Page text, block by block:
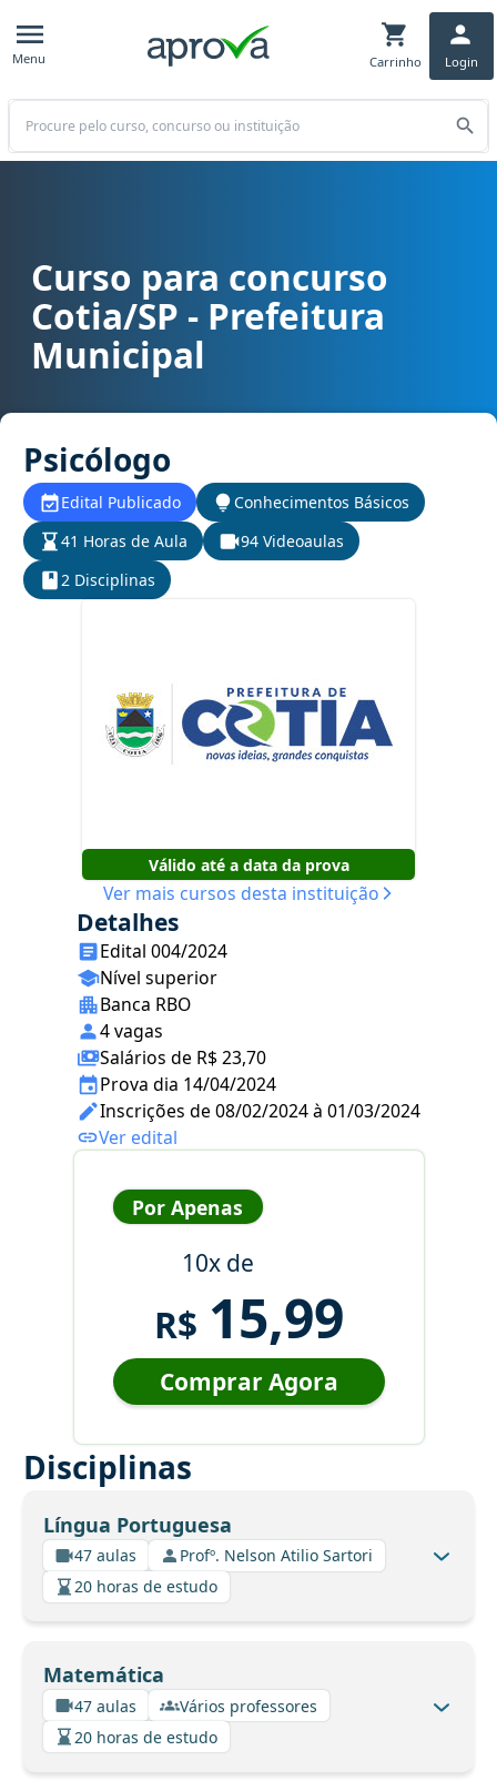
Menu Carrinho Login
Buscar
Curso para concurso Cotia/SP - Prefeitura Municipal cargo
Curso para concurso
Cotia/SP - Prefeitura
Municipal
Psicólogo
Edital Publicado
Conhecimentos Básicos
41 Horas de Aula
94 Videoaulas
2 Disciplinas
Válido até a data da prova
Ver mais cursos desta instituição
Detalhes
Edital 004/2024
Nível superior
Banca RBO
4 vagas
Salários de R$ 23,70
Prova dia 14/04/2024
Inscrições de 08/02/2024 à 01/03/2024
Ver edital
Por Apenas
10x de
R$ 15,99
Comprar Agora
Disciplinas
Língua Portuguesa
47 aulas
Profº. Nelson Atilio Sartori
20 horas de estudo
Matemática
47 aulas
Vários professores
20 horas de estudo